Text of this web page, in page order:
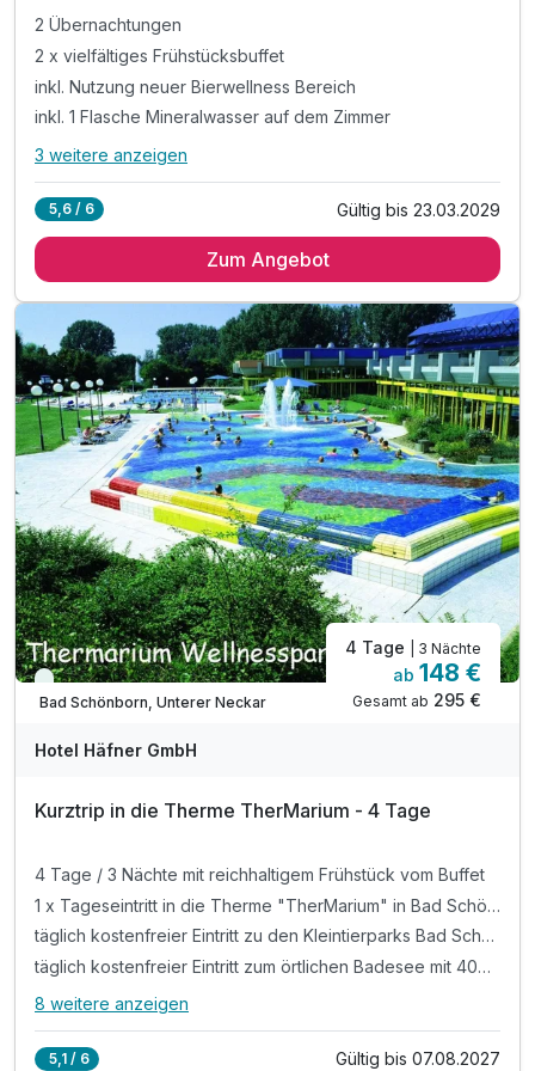
2 Übernachtungen
2 x vielfältiges Frühstücksbuffet
inkl. Nutzung neuer Bierwellness Bereich
inkl. 1 Flasche Mineralwasser auf dem Zimmer
Alle Inklusivleistungen
2 x vielfältiges Frühstücksbuffet
inkl. 1 Flasche Mineralwasser auf dem Zimmer
inkl. Kaffee / Tee auf dem Zimmer
inkl. Coffee to go
inkl. WLAN
3 weitere anzeigen
5,6 / 6 Gültig bis 23.03.2029
Zum Angebot
Immer verfügbar
Bad Schönborn, Unterer Neckar
4 Tage | 3 Nächte
ab 148 €
Gesamt ab 295 €
Hotel Häfner GmbH
Kurztrip in die Therme TherMarium - 4 Tage
4 Tage / 3 Nächte mit reichhaltigem Frühstück vom Buffet
1 x Tageseintritt in die Therme "TherMarium" in Bad Schönborn, eine der größten Therme im Südwesten Deutschlands mit einer Wasserfläche von 1.400 qm und täglichem Aqua- Aktivprogramm
täglich kostenfreier Eintritt zu den Kleintierparks Bad Schönborn, Malsch, Hambrücken & Forst mit hautnahen Begegnungen mit den Tieren
täglich kostenfreier Eintritt zum örtlichen Badesee mit 400.000qm Wasserfläche, traumhaftem Sandstrand, Spielplätzen, leckeren Speisen, Cocktails an der Strandbar von Mitte Mai bis Mitte September
Alle Inklusivleistungen
8 weitere anzeigen
5,1 / 6 Gültig bis 07.08.2027